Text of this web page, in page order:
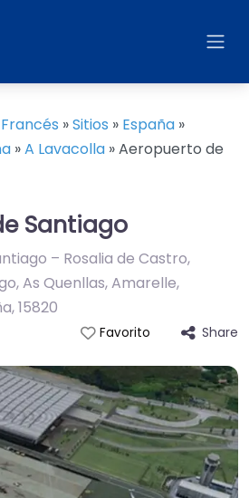
»Sitios » España »
»A Lavacolla »Aeropuerto de
Santiago
– Rosalia de Castro,
As Quenllas, Amarelle,
,15820
Favorito Share